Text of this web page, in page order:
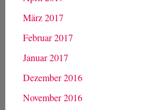
Archiv
Januar 2022
März 2019
Januar 2019
März 2018